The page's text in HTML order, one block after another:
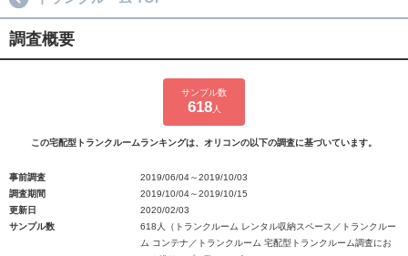
調査概要
サンプル数
618人
この宅配型トランクルームランキングは、オリコンの以下の調査に基づいています。
事前調査
2019/06/04～2019/10/03
調査期間
2019/10/04～2019/10/15
更新日
2020/02/03
サンプル数
618人（トランクルーム レンタル収納スペース／トランクルー
ム コンテナ／トランクルーム 宅配型トランクルーム調査にお